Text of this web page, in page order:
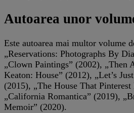
Autoarea unor
Este autoarea mai multor volume
„Reservations: Photographs By
„Clown Paintings” (2002), „Then
Keaton: House” (2012), „Let’s
(2015), „The House That
„California Romantica” (2019),
Memoir” (2020).